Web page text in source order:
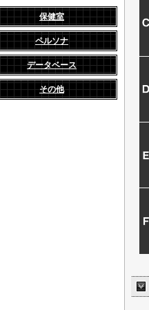
保健室
ペルソナ
データベース
その他